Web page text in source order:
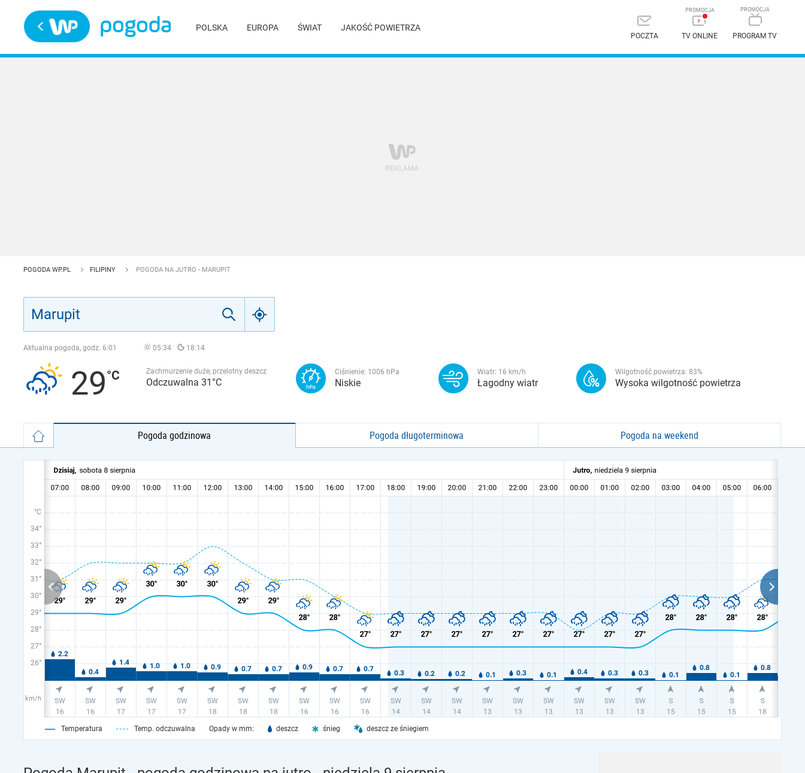
POLSKA EUROPA ŚWIAT JAKOŚĆ POWIETRZA
POCZTA TV ONLINE PROGRAM TV
POGODA WP.PL FILIPINY POGODA NA JUTRO - MARUPIT
Aktualna pogoda, godz. 6:01 05:34 18:14
29 Zachmurzenie duże, przelotny deszcz
Odczuwalna 31°C
Ciśnienie: 1006 hPa
Niskie
Wiatr: 16 km/h
Łagodny wiatr
Wilgotność powietrza: 83%
Wysoka wilgotność powietrza
Pogoda godzinowa Pogoda długoterminowa Pogoda na weekend
°C
34°
33°
32°
31°
30°
29°
28°
27°
26°
km/h
Temperatura Temp. odczuwalna Opady w mm: deszcz śnieg deszcz ze śniegiem